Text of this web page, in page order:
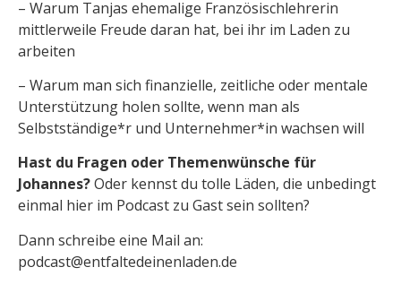
– Warum Tanjas ehemalige Französischlehrerin
mittlerweile Freude daran hat, bei ihr im Laden zu
arbeiten
– Warum man sich finanzielle, zeitliche oder mentale
Unterstützung holen sollte, wenn man als
Selbstständige*r und Unternehmer*in wachsen will
Hast du Fragen oder Themenwünsche für
Johannes?Oder kennst du tolle Läden, die unbedingt
einmal hier im Podcast zu Gast sein sollten?
Dann schreibe eine Mail an:
podcast@entfaltedeinenladen.de